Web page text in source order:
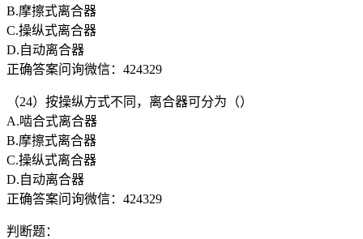
B.摩擦式离合器
C.操纵式离合器
D.自动离合器
正确答案问询微信：424329
（24）按操纵方式不同，离合器可分为（）
A.啮合式离合器
B.摩擦式离合器
C.操纵式离合器
D.自动离合器
正确答案问询微信：424329
判断题：